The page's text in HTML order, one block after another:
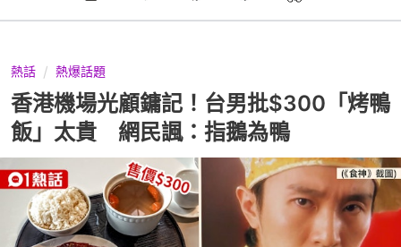
熱話 熱爆話題
香港機場光顧鏞記！台男批$300「烤鴨
飯」太貴 網民諷：指鵝為鴨